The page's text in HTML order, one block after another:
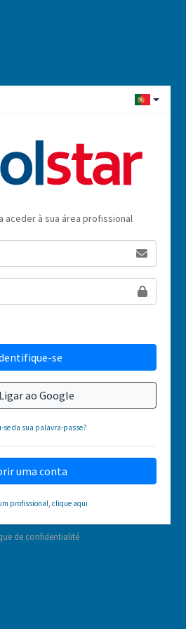
aceder à sua área profissional
se
Ligar ao Google
se da sua palavra-passe?
uma conta
profissional, clique aqui
de confidentialité